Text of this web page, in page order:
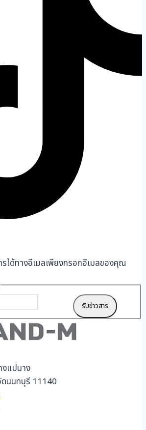
รได้ทางอีเมลเพียงกรอกอีเมลของคุณ
รับข่าวสาร
แม่นาง
นนทบุรี 11140